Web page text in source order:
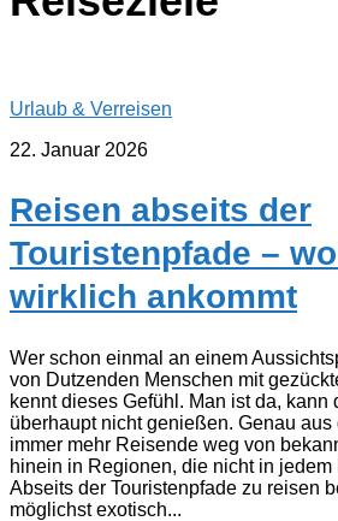
Urlaub & Verreisen
22. Januar 2026
Reisen abseits der
Touristenpfade –
wirklich ankommt
Wer schon einmal an einem
von Dutzenden Menschen mit
kennt dieses Gefühl. Man ist da, kann
überhaupt nicht genießen. Genau
immer mehr Reisende weg von
hinein in Regionen, die nicht in jedem
Abseits der Touristenpfade zu reisen
möglichst exotisch...